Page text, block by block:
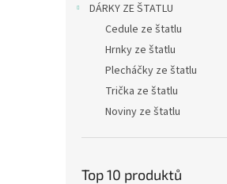
DÁRKY ZE ŠTATLU
Cedule ze štatlu
Hrnky ze štatlu
Plecháčky ze štatlu
Trička ze štatlu
Noviny ze štatlu
Top 10 produktů